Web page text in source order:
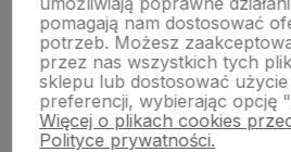
Płatności i dostawa
Informacje
pomagają nam dostosować
potrzeb. Możesz
przez nas wszystkich tych
sklepu lub dostosować
preferencji, wybierając opcję
Więcej o plikach cookies
Polityce prywatności.